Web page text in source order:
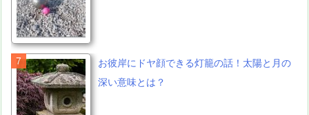
お彼岸にドヤ顔できる灯籠の話！太陽と月の
深い意味とは？